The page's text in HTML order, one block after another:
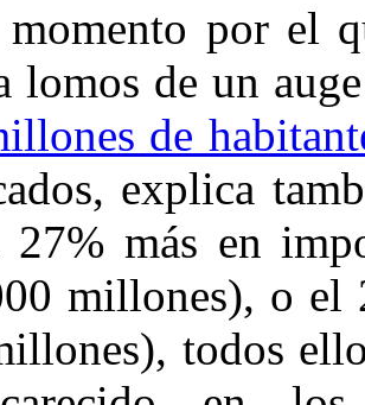
por el
lomos de un
de
explica
más en
millones), o el
todos